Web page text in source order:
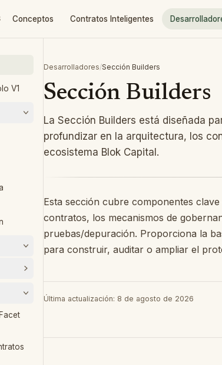
Conceptos Contratos Inteligentes
V1
Desarrolladores/Sección Builders
Sección Builders
La Sección Builders está diseñada
profundizar en la arquitectura, los
ecosistema Blok Capital.
Esta sección cubre componentes
contratos, los mecanismos de
pruebas/depuración. Proporciona la
para construir, auditar o ampliar el
Última actualización: 8 de agosto de 2026